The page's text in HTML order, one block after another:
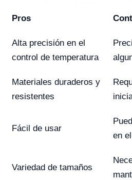
Pros
Alta precisión en el
control de temperatura
Materiales duraderos y
resistentes
Fácil de usar
en
Variedad de tamaños